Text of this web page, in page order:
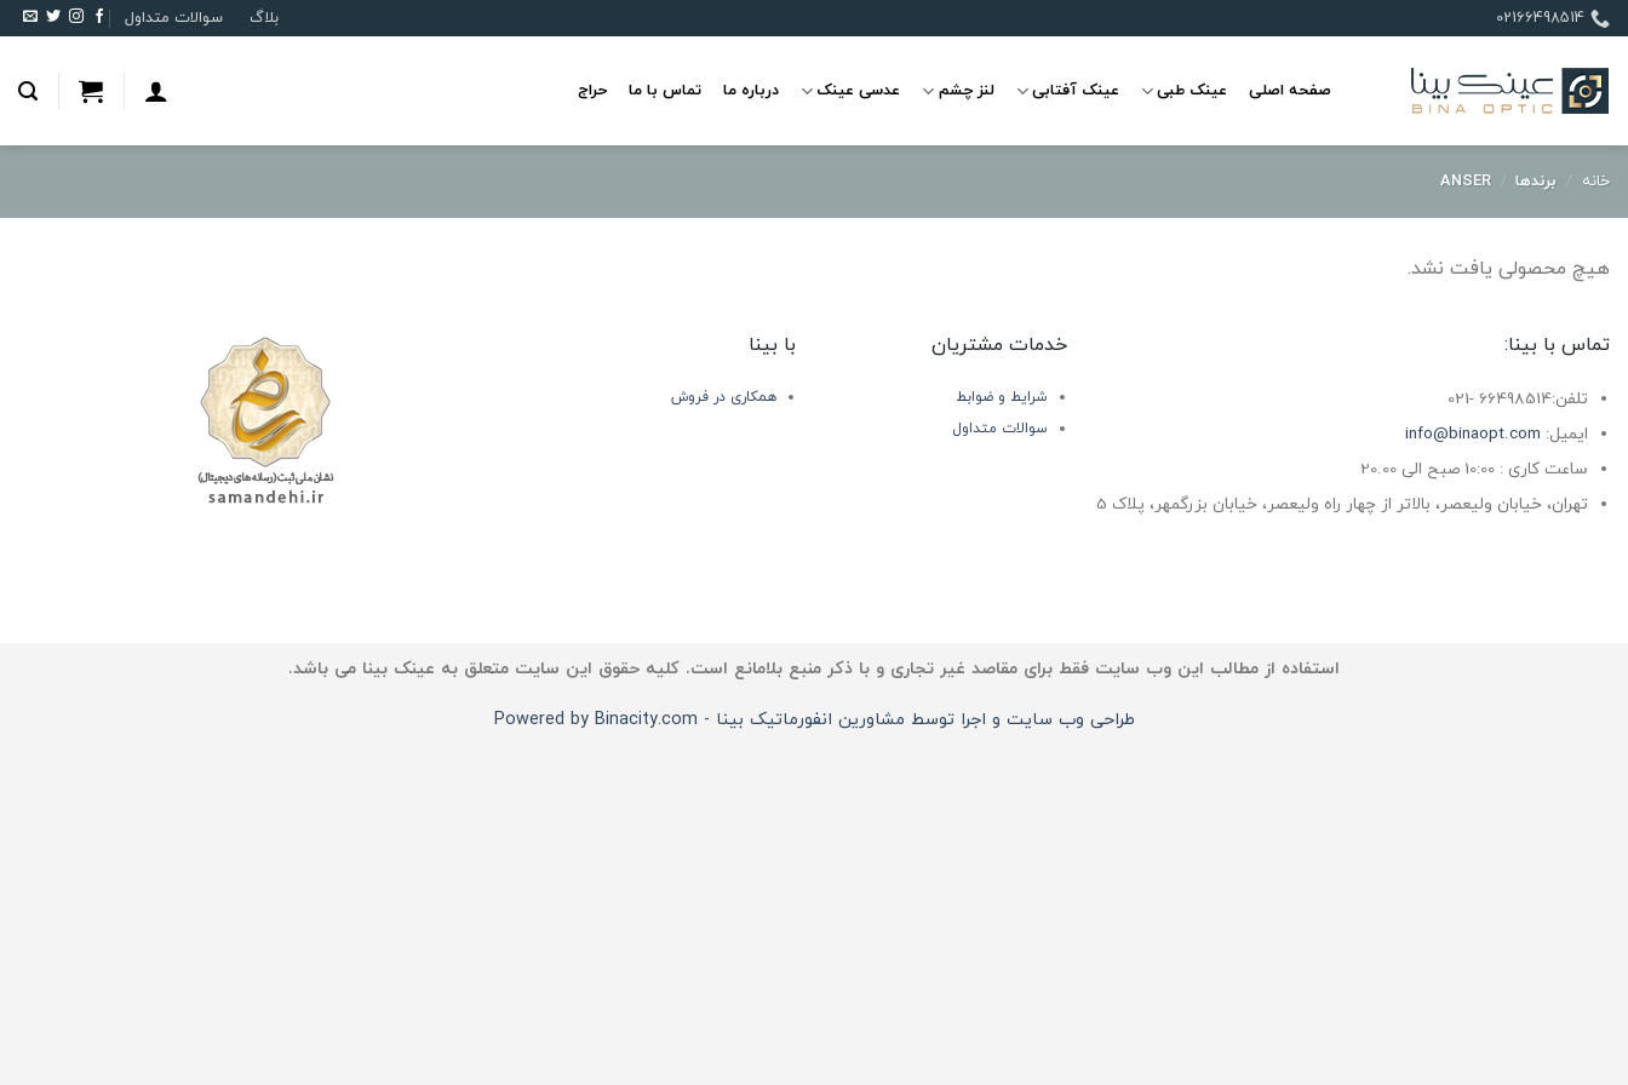
Skip
to
content
02166498514 بلاگ سوالات متداول
صفحه اصلی عینک طبی عینک آفتابی لنز چشم عدسی عینک درباره ما تماس با ما حراج
خانه / برندها /
ANSER
هیچ محصولی یافت نشد.
تماس با بینا:
تلفن:66498514 -021
ایمیل: info@binaopt.com
ساعت کاری : 10:00 صبح الی 20.00
تهران، خیابان ولیعصر، بالاتر از چهار راه ولیعصر، خیابان بزرگمهر، پلاک 5
خدمات مشتریان
شرایط و ضوابط
سوالات متداول
با بینا
همکاری در فروش
استفاده از مطالب این وب سایت فقط برای مقاصد غیر تجاری و با ذکر منبع بلامانع است. کلیه حقوق این سایت متعلق به عینک بینا می باشد.
طراحی وب سایت و اجرا توسط مشاورین انفورماتیک بینا - Powered by Binacity.com